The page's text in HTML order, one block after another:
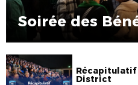
Soirée des
Récapitulatif
District